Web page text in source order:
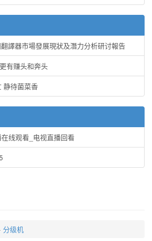
譯器市場發展現狀及潛力分析研讨報告
有赚头和奔头
静待菌菜香
在线观看_电视直播回看
分级机